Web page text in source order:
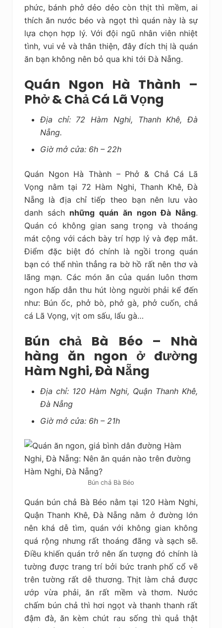
phức, bánh phở dẻo dẻo còn thịt thì mềm, ai
thích ăn nước béo và ngọt thì quán này là sự
lựa chọn hợp lý. Với đội ngũ nhân viên nhiệt
tình, vui vẻ và thân thiện, đây đích thị là quán
ăn bạn không nên bỏ qua khi tới Đà Nẵng.
Quán Ngon Hà Thành –
Phở & Chả Cá Lã Vọng
Địa chỉ: 72 Hàm Nghi, Thanh Khê, Đà
Nẵng.
Giờ mở cửa: 6h – 22h
Quán Ngon Hà Thành – Phở & Chả Cá Lã
Vọng nằm tại 72 Hàm Nghi, Thanh Khê, Đà
Nẵng là địa chỉ tiếp theo bạn nên lưu vào
danh sách những quán ăn ngon Đà Nẵng.
Quán có không gian sang trọng và thoáng
mát cộng với cách bày trí hợp lý và đẹp mắt.
Điểm đặc biệt đó chính là ngồi trong quán
bạn có thể nhìn thẳng ra bờ hồ rất nên thơ và
lãng mạn. Các món ăn của quán luôn thơm
ngon hấp dẫn thu hút lòng người phải kể đến
như: Bún ốc, phở bò, phở gà, phở cuốn, chả
cá Lã Vọng, vịt om sấu, lẩu gà…
Bún chả Bà Béo – Nhà
hàng ăn ngon ở đường
Hàm Nghi, Đà Nẵng
Địa chỉ: 120 Hàm Nghi, Quận Thanh Khê,
Đà Nẵng
Giờ mở cửa: 6h – 21h
Bún chả Bà Béo
Quán bún chả Bà Béo nằm tại 120 Hàm Nghi,
Quận Thanh Khê, Đà Nẵng nằm ở đường lớn
nên khá dễ tìm, quán với không gian không
quá rộng nhưng rất thoáng đãng và sạch sẽ.
Điều khiến quán trở nên ấn tượng đó chính là
tường được trang trí bởi bức tranh phố cổ vẽ
trên tường rất dễ thương. Thịt làm chả được
ướp vừa phải, ăn rất mềm và thơm. Nước
chấm bún chả thì hơi ngọt và thanh thanh rất
đậm đà, ăn kèm chút rau sống thì quả thật